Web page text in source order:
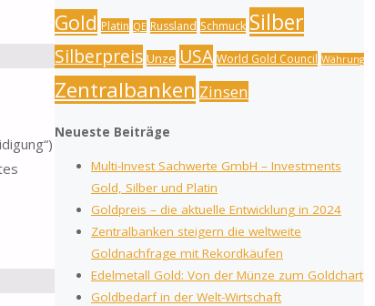
Gold Platin QE Russland Schmuck Silber
Silberpreis Unze USA World Gold Council Währung
Zentralbanken Zinsen
Neueste Beiträge
Multi-Invest Sachwerte GmbH – Investments
Gold, Silber und Platin
Goldpreis – die aktuelle Entwicklung in 2024
Zentralbanken steigern die weltweite
Goldnachfrage mit Rekordkäufen
Edelmetall Gold: Von der Münze zum Goldchart
Goldbedarf in der Welt-Wirtschaft